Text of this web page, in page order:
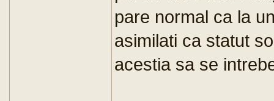
pare normal ca la
asimilati ca statut
acestia sa se